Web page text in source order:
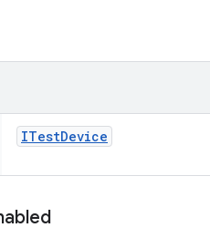
ITestDevice